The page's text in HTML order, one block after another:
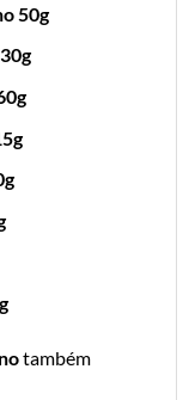
50g
também